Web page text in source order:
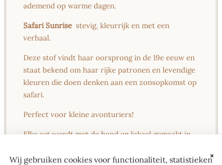
ademend op warme dagen.
Safari Sunrise stevig, kleurrijk en met een
verhaal.
Deze stof vindt haar oorsprong in de 19e eeuw en
staat bekend om haar rijke patronen en levendige
kleuren die doen denken aan een zonsopkomst op
safari.
Perfect voor kleine avonturiers!
Elke set wordt met de hand en lokaal gemaakt in
zorg en aandacht samengesteld.
×
Wij gebruiken cookies voor functionaliteit, statistieken